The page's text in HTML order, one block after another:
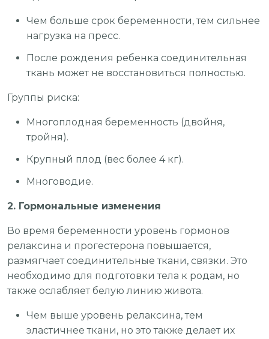
Чем больше срок беременности, тем сильнее
нагрузка на пресс.
После рождения ребенка соединительная
ткань может не восстановиться полностью.
Группы риска:
Многоплодная беременность (двойня,
тройня).
Крупный плод (вес более 4 кг).
Многоводие.
2. Гормональные изменения
Во время беременности уровень гормонов
релаксина и прогестерона повышается,
размягчает соединительные ткани, связки. Это
необходимо для подготовки тела к родам, но
также ослабляет белую линию живота.
Чем выше уровень релаксина, тем
эластичнее ткани, но это также делает их